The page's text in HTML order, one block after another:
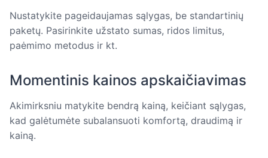
Nustatykite pageidaujamas sąlygas, be standartinių
paketų. Pasirinkite užstato sumas, ridos limitus,
paėmimo metodus ir kt.
Momentinis kainos apskaičiavimas
Akimirksniu matykite bendrą kainą, keičiant sąlygas,
kad galėtumėte subalansuoti komfortą, draudimą ir
kainą.